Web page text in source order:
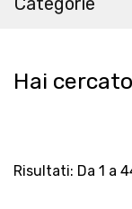
Hai
Risultati: Da 1 a